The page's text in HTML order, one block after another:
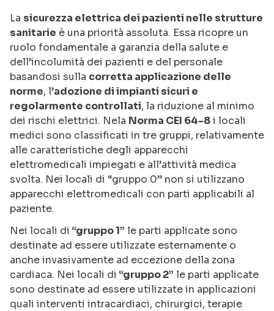
La sicurezza elettrica dei pazienti nelle strutture
sanitarie è una priorità assoluta. Essa ricopre un
ruolo fondamentale a garanzia della salute e
dell’incolumità dei pazienti e del personale
basandosi sulla corretta applicazione delle
norme, l’adozione di impianti sicuri e
regolarmente controllati, la riduzione al minimo
dei rischi elettrici. Nela Norma CEI 64-8i locali
medici sono classificati in tre gruppi, relativamente
alle caratteristiche degli apparecchi
elettromedicali impiegati e all’attività medica
svolta. Nei locali di “gruppo 0” non si utilizzano
apparecchi elettromedicali con parti applicabili al
paziente.
Nei locali di “gruppo 1” le parti applicate sono
destinate ad essere utilizzate esternamente o
anche invasivamente ad eccezione della zona
cardiaca. Nei locali di “gruppo 2” le parti applicate
sono destinate ad essere utilizzate in applicazioni
quali interventi intracardiaci, chirurgici, terapie